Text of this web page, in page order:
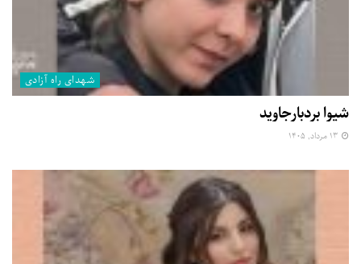
شهدای راه آزادی
شیوا بردبارجاوید